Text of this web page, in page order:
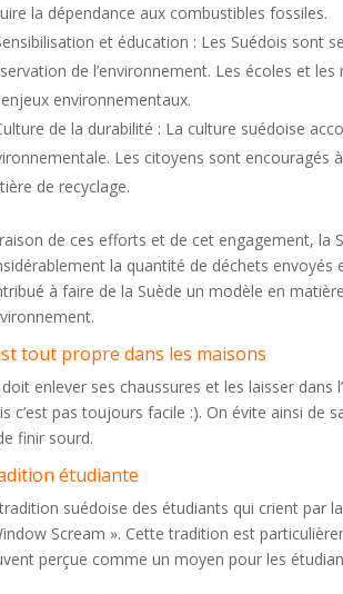
la dépendance aux combustibles fossiles.
et éducation : Les Suédois sont
de l’environnement. Les écoles et
environnementaux.
de la durabilité : La culture suédoise
Les citoyens sont encouragés
de recyclage.
de ces efforts et de cet engagement, la
la quantité de déchets envoyés
à faire de la Suède un modèle en
tout propre dans les maisons
enlever ses chaussures et les laisser dans
c’est pas toujours facile :). On évite ainsi de
finir sourd.
étudiante
suédoise des étudiants qui crient par
Scream ». Cette tradition est
perçue comme un moyen pour les